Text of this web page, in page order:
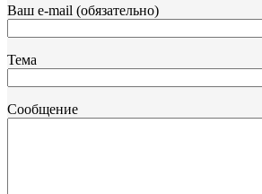
Ваш e-mail (обязательно)
Тема
Сообщение